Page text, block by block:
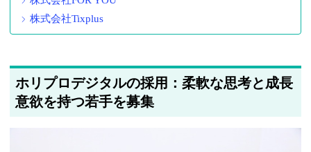
株式会社Tixplus
ホリプロデジタルの採用：柔軟な思考と成長
意欲を持つ若手を募集